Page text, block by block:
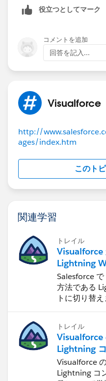
役立つとしてマーク
コメントを追加
回答を記入...
Visualforce
http://
ages/index.htm
このト
関連学習
トレイル
Visualforce
Lightning
ネントへの
Salesforce
方法である
トに切り替え
トレイル
Visualforce
Lightning
に応用する
Visualforce
Lightning コ